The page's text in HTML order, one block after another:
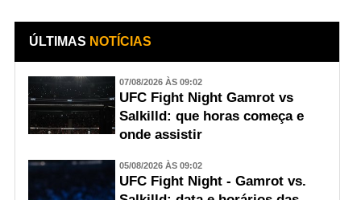
ÚLTIMAS NOTÍCIAS
07/08/2026 ÀS 09:02
UFC Fight Night Gamrot vs
Salkilld: que horas começa e
onde assistir
05/08/2026 ÀS 09:02
UFC Fight Night - Gamrot vs.